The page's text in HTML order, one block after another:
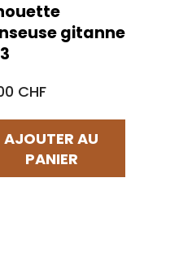
gitanne
CHF
AJOUTER AU
PANIER